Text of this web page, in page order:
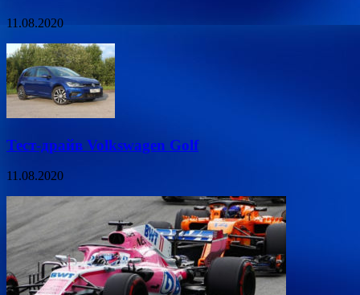
11.08.2020
Тест-драйв Volkswagen Golf
11.08.2020